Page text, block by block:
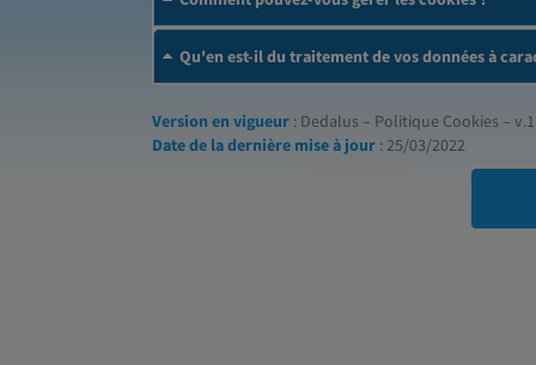
Qu'en est-il du traitement de vos données à
Version en vigueur : Dedalus – Politique Cookies –
Date de la dernière mise à jour : 25/03/2022